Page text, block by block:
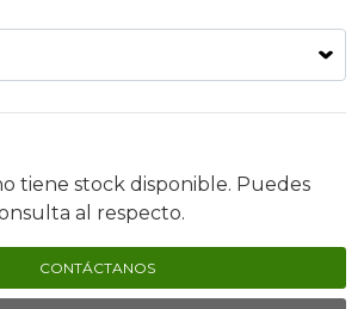
tiene stock disponible. Puedes
al respecto.
CONTÁCTANOS